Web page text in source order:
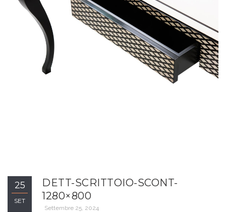
25
SET
DETT-SCRITTOIO-SCONT-
1280×800
Settembre 25, 2024